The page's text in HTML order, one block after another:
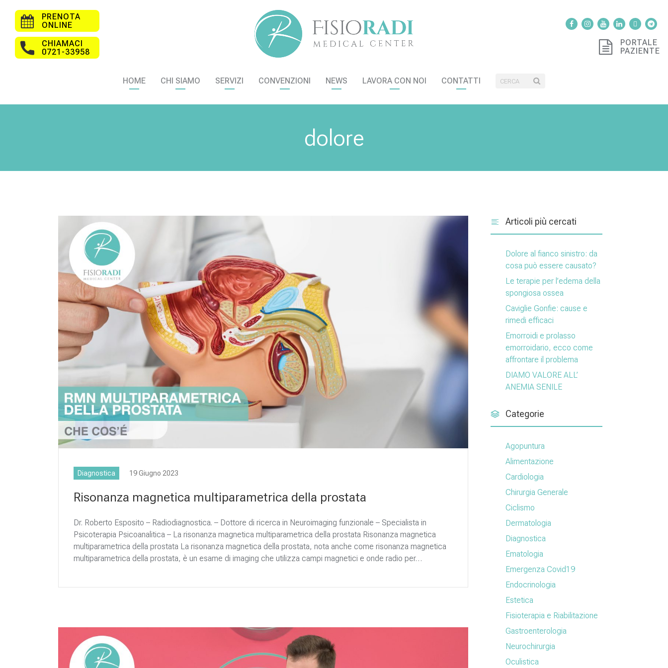
PRENOTA
ONLINE
CHIAMACI
0721-33958
PORTALE
PAZIENTE
HOME CHI SIAMO SERVIZI CONVENZIONI NEWS LAVORA CON NOI CONTATTI
dolore
Diagnostica 19 Giugno 2023
Risonanza magnetica multiparametrica della prostata
Dr. Roberto Esposito – Radiodiagnostica. – Dottore di ricerca in Neuroimaging funzionale – Specialista in
Psicoterapia Psicoanalitica – La risonanza magnetica multiparametrica della prostata Risonanza magnetica
multiparametrica della prostata La risonanza magnetica della prostata, nota anche come risonanza magnetica
multiparametrica della prostata, è un esame di imaging che utilizza campi magnetici e onde radio per…
Articoli più cercati
Dolore al fianco sinistro: da
cosa può essere causato?
Le terapie per l’edema della
spongiosa ossea
Caviglie Gonfie: cause e
rimedi efficaci
Emorroidi e prolasso
emorroidario, ecco come
affrontare il problema
DIAMO VALORE ALL’
ANEMIA SENILE
Categorie
Agopuntura
Alimentazione
Cardiologia
Chirurgia Generale
Ciclismo
Dermatologia
Diagnostica
Ematologia
Emergenza Covid19
Endocrinologia
Estetica
Fisioterapia e Riabilitazione
Gastroenterologia
Neurochirurgia
Oculistica